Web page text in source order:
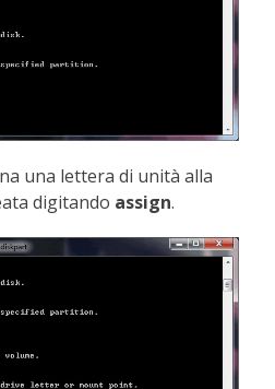
una lettera di unità alla
digitando assign.